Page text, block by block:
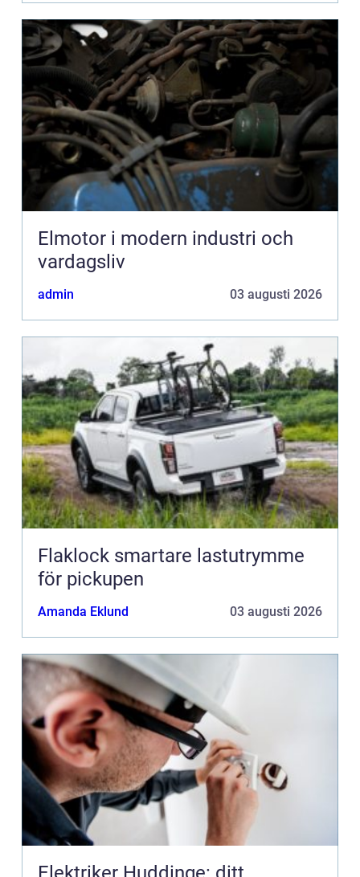
Elmotor i modern industri och
vardagsliv
admin 03 augusti 2026
Flaklock smartare lastutrymme
för pickupen
Amanda Eklund 03 augusti 2026